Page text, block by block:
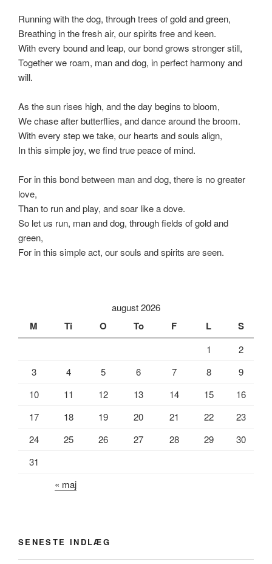
Running with the dog, through trees of gold and green,
Breathing in the fresh air, our spirits free and keen.
With every bound and leap, our bond grows stronger still,
Together we roam, man and dog, in perfect harmony and
will.
As the sun rises high, and the day begins to bloom,
We chase after butterflies, and dance around the broom.
With every step we take, our hearts and souls align,
In this simple joy, we find true peace of mind.
For in this bond between man and dog, there is no greater
love,
Than to run and play, and soar like a dove.
So let us run, man and dog, through fields of gold and
green,
For in this simple act, our souls and spirits are seen.
august 2026
M Ti O To F L S
1
2
3
4 5 6 7 8
9
10
11 12 13 14 15
16
17
18 19 20 21 22
23
24
25 26 27 28 29
30
31
« maj
SENESTE INDLÆG